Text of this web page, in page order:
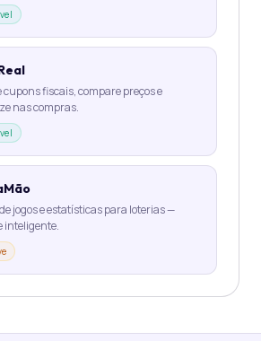
cupons fiscais, compare preços e
nas compras.
jogos e estatísticas para loterias —
inteligente.